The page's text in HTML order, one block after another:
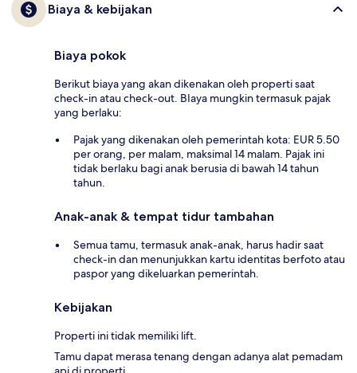
Biaya & kebijakan
Biaya pokok
Berikut biaya yang akan dikenakan oleh properti saat
check-in atau check-out. BIaya mungkin termasuk pajak
yang berlaku:
Pajak yang dikenakan oleh pemerintah kota: EUR 5.50
per orang, per malam, maksimal 14 malam. Pajak ini
tidak berlaku bagi anak berusia di bawah 14 tahun
tahun.
Anak-anak & tempat tidur tambahan
Semua tamu, termasuk anak-anak, harus hadir saat
check-in dan menunjukkan kartu identitas berfoto atau
paspor yang dikeluarkan pemerintah.
Kebijakan
Properti ini tidak memiliki lift.
Tamu dapat merasa tenang dengan adanya alat pemadam